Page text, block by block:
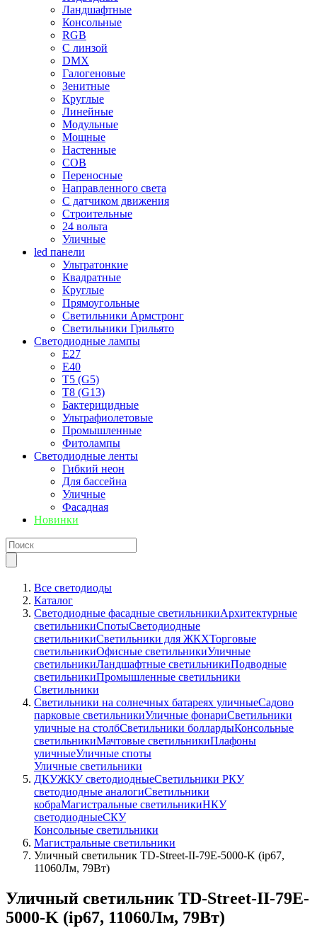
Ландшафтные
Консольные
RGB
С линзой
DMX
Галогеновые
Зенитные
Круглые
Линейные
Модульные
Мощные
Настенные
COB
Переносные
Направленного света
С датчиком движения
Строительные
24 вольта
Уличные
led панели
Ультратонкие
Квадратные
Круглые
Прямоугольные
Светильники Армстронг
Светильники Грильято
Светодиодные лампы
E27
Е40
T5 (G5)
T8 (G13)
Бактерицидные
Ультрафиолетовые
Промышленные
Фитолампы
Светодиодные ленты
Гибкий неон
Для бассейна
Уличные
Фасадная
Новинки
Все светодиоды
Каталог
Светодиодные фасадные светильникиАрхитектурные
светильникиСпотыСветодиодные
светильникиСветильники для ЖКХТорговые
светильникиОфисные светильникиУличные
светильникиЛандшафтные светильникиПодводные
светильникиПромышленные светильники
Светильники
Светильники на солнечных батареях уличныеСадово
парковые светильникиУличные фонариСветильники
уличные на столбСветильники боллардыКонсольные
светильникиМачтовые светильникиПлафоны
уличныеУличные споты
Уличные светильники
ДКУЖКУ светодиодныеСветильники РКУ
светодиодные аналогиСветильники
кобраМагистральные светильникиНКУ
светодиодныеСКУ
Консольные светильники
Магистральные светильники
Уличный светильник TD-Street-II-79E-5000-K (ip67,
11060Лм, 79Вт)
Уличный светильник TD-Street-II-79E-
5000-K (ip67, 11060Лм, 79Вт)